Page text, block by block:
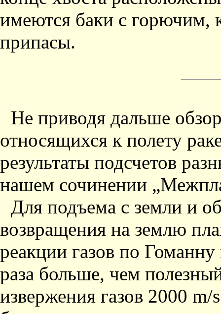
имеются баки с горючим,
припасы.
Не приводя дальше
относящихся к полету
результаты подсчетов
нашем сочинении
Для подъема с земли и
возвращения на землю
реакции газов по Гоманну
раза больше, чем
извержения газов 2000 m/